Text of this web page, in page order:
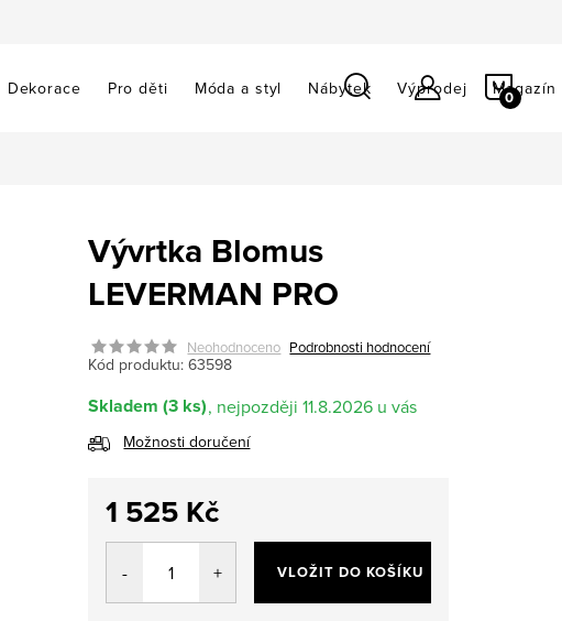
Dekorace Pro děti Móda a styl Nábytek Výprodej Magazín
Vývrtka Blomus
LEVERMAN PRO
Neohodnoceno Podrobnosti hodnocení
Kód produktu: 63598
Skladem (3 ks) 11.8.2026
Možnosti doručení
1 525 Kč
Měrná
VLOŽIT DO KOŠÍKU